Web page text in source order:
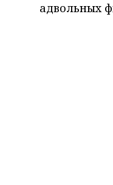
адвольных